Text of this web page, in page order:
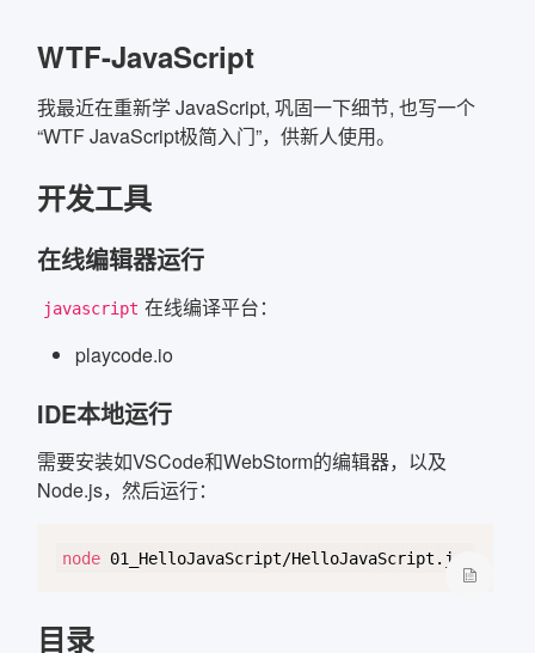
WTF-JavaScript
我最近在重新学 JavaScript, 巩固一下细节, 也写一个
“WTF JavaScript极简入门”，供新人使用。
开发工具
在线编辑器运行
javascript 在线编译平台：
playcode.io
IDE本地运行
需要安装如VSCode和WebStorm的编辑器，以及
Node.js，然后运行：
node
目录
获取最新文档失败，请稍后重试